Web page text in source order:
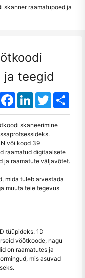
skanner raamatupoed ja
ja teegid
FacebookLinkedInTwitter
skaneerimine
või kood 39
raamatud digitaalsete
ja raamatute väljavõtet.
mida tuleb arvestada
muuta teie tegevus
tüüpideks. 1D
vöötkoode, nagu
on raamatutes ja
mis asuvad